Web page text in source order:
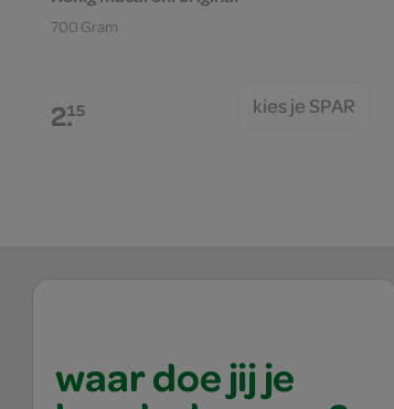
700 Gram
2.15 kies je SPAR
waar doe jij je